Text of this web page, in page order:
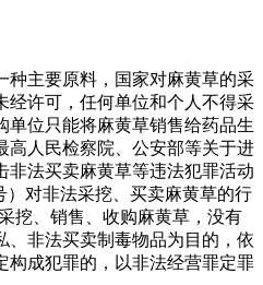
主要原料，国家对麻黄草的采
经许可，任何单位和个人不得采
单位只能将麻黄草销售给药品生
高人民检察院、公安部等关于进
非法买卖麻黄草等违法犯罪活动
）对非法采挖、买卖麻黄草的行
挖、销售、收购麻黄草，没有
、非法买卖制毒物品为目的，依
构成犯罪的，以非法经营罪定罪